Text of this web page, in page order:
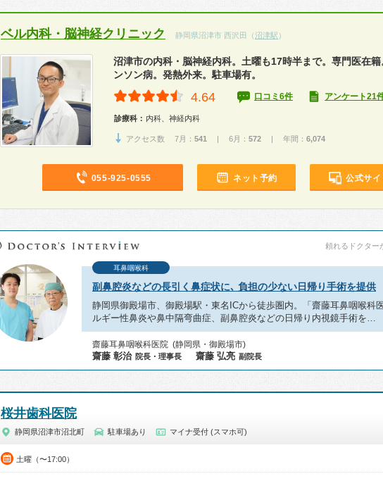
ベル内科・脳神経クリニック 静岡県沼津市 西沢田（沼津駅 ）
沼津市の内科・脳神経内科。土曜も17時半まで。専門医在
ンソン病。発熱外来。駐車場有。
4.64 口コミ6件 アンケート21
診療科： 内科、神経内科
アクセス数 7月： 541 | 6月： 572 | 年間： 6,074
055-925-0555 ネット予約 公式サイ
頼れるドクター
耳鼻咽喉科
副鼻腔炎などの長引く鼻症状に､ 負担の少ない日帰り手術を提供
静岡県御殿場市、御殿場駅・東名ICから徒歩圏内。「齋藤⽿⿐咽喉科
ルギー性鼻炎や鼻中隔弯曲症、副鼻腔炎などの⽇帰り内視鏡⼿術を…
齋藤耳鼻咽喉科医院 (静岡県・御殿場市)
齋藤 彰治 院長・理事長 齋藤 弘亮 副院長
桜井歯科医院
静岡県沼津市沼北町 駐車場あり マイナ受付 (スマホ可)
土曜（〜17:00）